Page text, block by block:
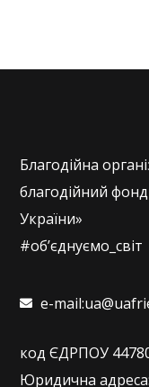
Благодійна
благодійний
України»
#об’єднуємо_світ
e-
код ЄДРПОУ
Юридична